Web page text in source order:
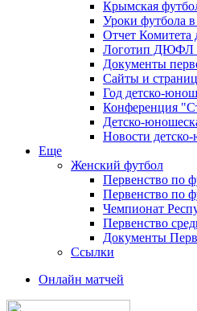
Крымская
Уроки футбола
Отчет
Логотип ДЮФЛ
Документы
Сайты и
Год детско-
Конференция
Детско-
Новости
Еще
Женский футбол
Первенство по
Первенство по
Чемпионат
Первенство
Документы
Ссылки
Онлайн матчей